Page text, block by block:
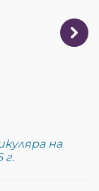
на
г.